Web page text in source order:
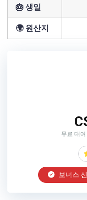
🎂 생일
🌍 원산지
무료 대
보너스